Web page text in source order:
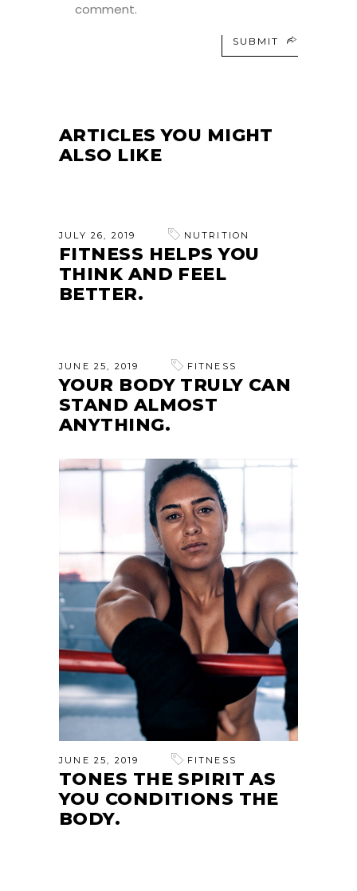
comment.
SUBMIT
ARTICLES YOU MIGHT
ALSO LIKE
JULY 26, 2019 NUTRITION
FITNESS HELPS YOU
THINK AND FEEL
BETTER.
JUNE 25, 2019 FITNESS
YOUR BODY TRULY CAN
STAND ALMOST
ANYTHING.
JUNE 25, 2019 FITNESS
TONES THE SPIRIT AS
YOU CONDITIONS THE
BODY.